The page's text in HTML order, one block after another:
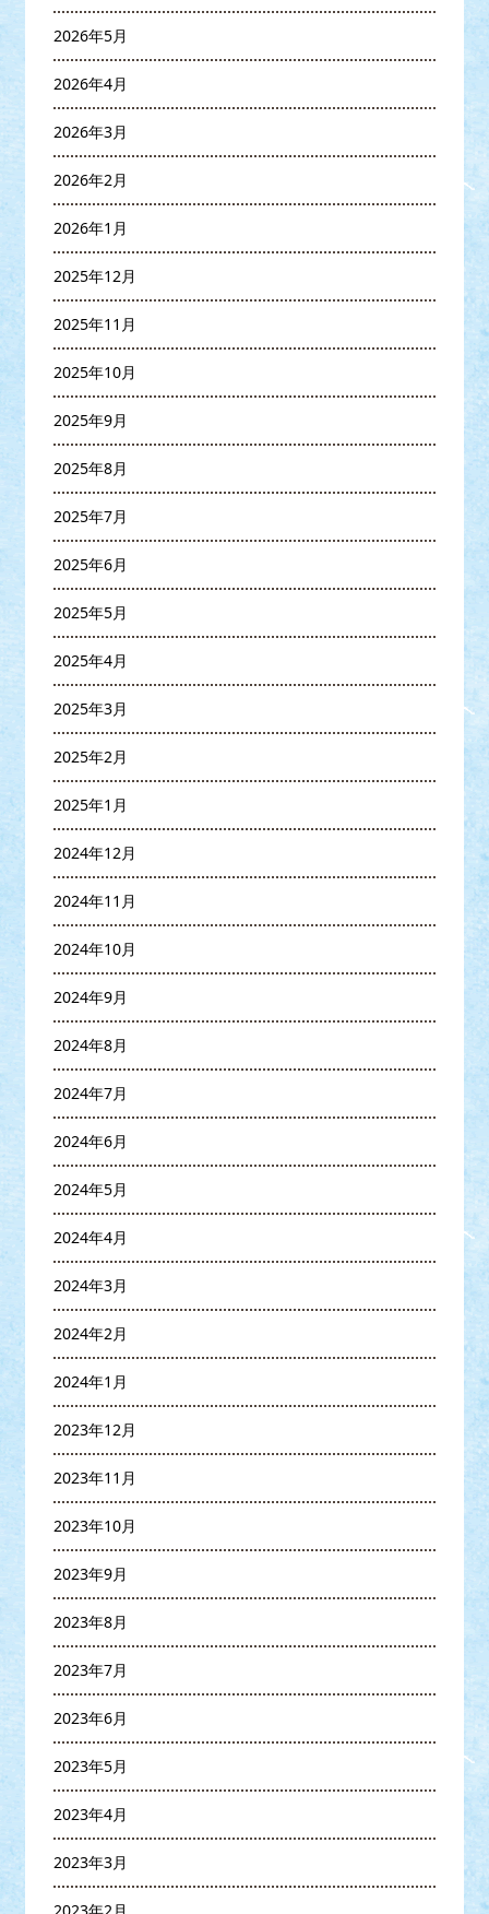
2026年5月
2026年4月
2026年3月
2026年2月
2026年1月
2025年12月
2025年11月
2025年10月
2025年9月
2025年8月
2025年7月
2025年6月
2025年5月
2025年4月
2025年3月
2025年2月
2025年1月
2024年12月
2024年11月
2024年10月
2024年9月
2024年8月
2024年7月
2024年6月
2024年5月
2024年4月
2024年3月
2024年2月
2024年1月
2023年12月
2023年11月
2023年10月
2023年9月
2023年8月
2023年7月
2023年6月
2023年5月
2023年4月
2023年3月